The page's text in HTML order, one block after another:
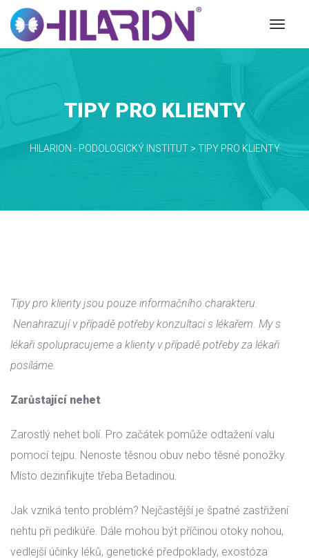
TIPY PRO KLIENTY
HILARION - PODOLOGICKÝ INSTITUT > TIPY PRO KLIENTY
Tipy pro klienty jsou pouze informačního charakteru.
Nenahrazují v případě potřeby konzultaci s lékařem. My s
lékaři spolupracujeme a klienty v případě potřeby za lékaři
posíláme.
Zarůstající nehet
Zarostlý nehet bolí. Pro začátek pomůže odtažení valu
pomocí tejpu. Nenoste těsnou obuv nebo těsné ponožky.
Místo dezinfikujte třeba Betadinou.
Jak vzniká tento problém? Nejčastější je špatné zastřižení
nehtu při pedikúře. Dále mohou být příčinou otoky nohou,
vedlejší účinky léků, genetické předpoklady, exostóza